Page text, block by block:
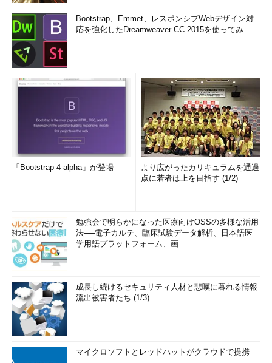
Bootstrap、Emmet、レスポンシブWebデザイン対
応を強化したDreamweaver CC 2015を使ってみ...
「Bootstrap 4 alpha」が登場
より広がったカリキュラムを通過
点に若者は上を目指す (1/2)
勉強会で明らかになった医療向けOSSの多様な活用
法──電子カルテ、臨床試験データ解析、日本語医
学用語プラットフォーム、画...
成長し続けるセキュリティ人材と悲嘆に暮れる情報
流出被害者たち (1/3)
マイクロソフトとレッドハットがクラウドで提携